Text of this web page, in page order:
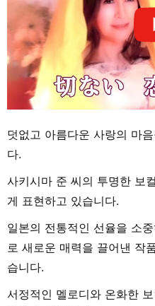
덧없고 아름다운 사랑의 마
다.
사키시마 준 씨의 투명한 보
게 표현하고 있습니다.
일본의 전통적인 선율을 소
로 새로운 매력을 끌어낸 작
습니다.
서정적인 멜로디와 온화한